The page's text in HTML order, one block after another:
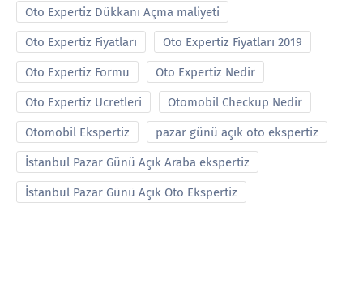
Oto Expertiz Dükkanı Açma maliyeti
Oto Expertiz Fiyatları Oto Expertiz Fiyatları 2019
Oto Expertiz Formu Oto Expertiz Nedir
Oto Expertiz Ucretleri Otomobil Checkup Nedir
Otomobil Ekspertiz pazar günü açık oto ekspertiz
İstanbul Pazar Günü Açık Araba ekspertiz
İstanbul Pazar Günü Açık Oto Ekspertiz